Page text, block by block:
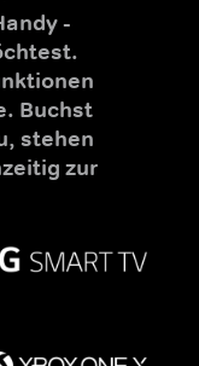
-
Buchst
stehen
zur